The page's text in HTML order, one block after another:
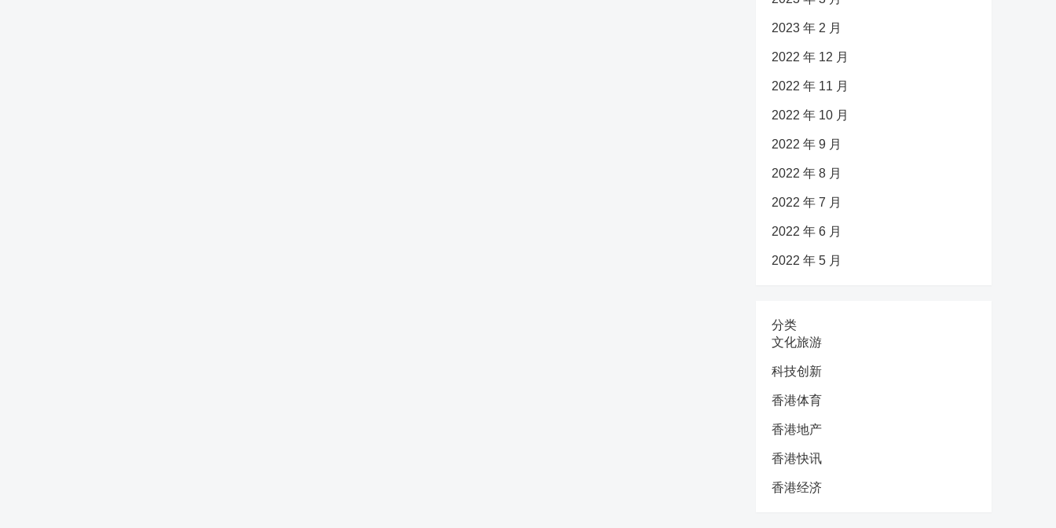
2023 年 2 月
2022 年 12 月
2022 年 11 月
2022 年 10 月
2022 年 9 月
2022 年 8 月
2022 年 7 月
2022 年 6 月
2022 年 5 月
分类
文化旅游
科技创新
香港体育
香港地产
香港快讯
香港经济